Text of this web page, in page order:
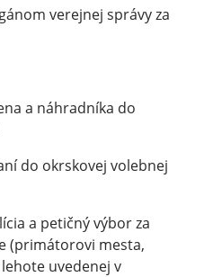
verejnej správy za
a náhradníka do
do okrskovej volebnej
a petičný výbor za
(primátorovi mesta,
uvedenej v